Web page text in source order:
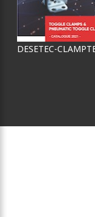
DESETEC-